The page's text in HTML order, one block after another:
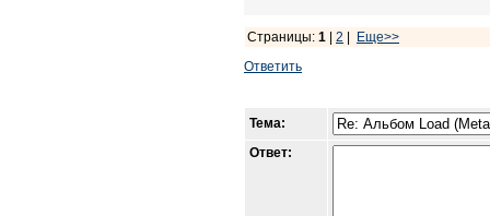
Страницы: 1 2
Еще>>
Ответить
Тема:
Ответ: